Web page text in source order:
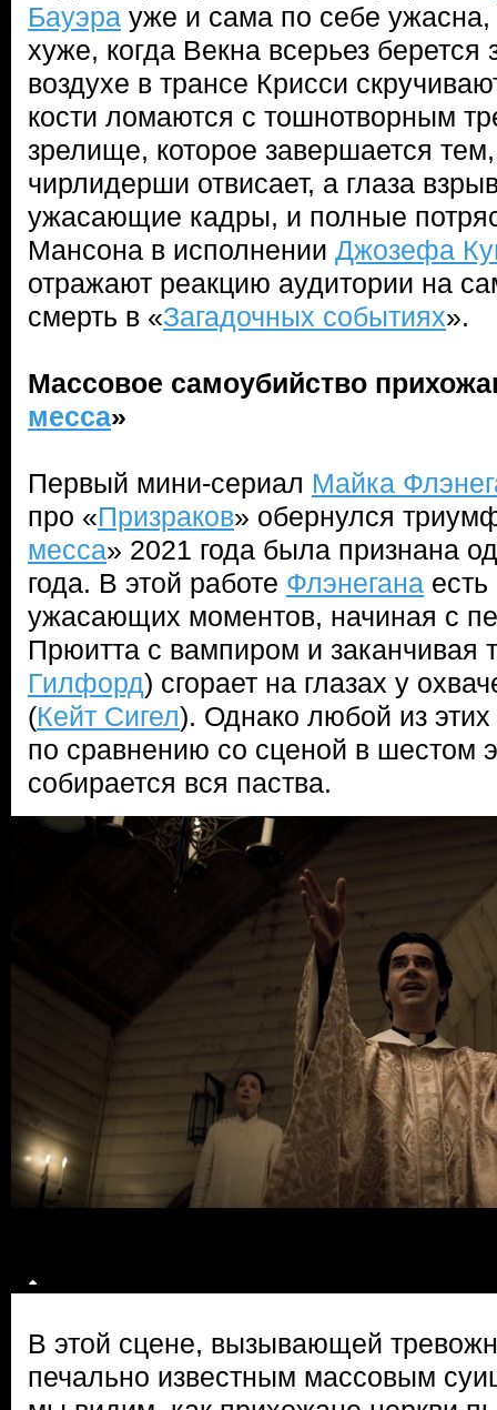
Бауэра уже и сама по себе ужасна,
хуже, когда Векна всерьез
воздухе в трансе Крисси
кости ломаются с тошнотворным
зрелище, которое завершается
чирлидерши отвисает, а глаза
ужасающие кадры, и полные
Мансона в исполнении Джозефа
отражают реакцию аудитории на
смерть в «Загадочных событиях».
Массовое самоубийство
месса»
Первый мини-сериал Майка
про «Призраков» обернулся
месса» 2021 года была признана
года. В этой работе Флэнегана
ужасающих моментов, начиная с
Прюитта с вампиром и заканчивая
Гилфорд) сгорает на глазах у
(Кейт Сигел). Однако любой из
по сравнению со сценой в шестом
собирается вся паства.
В этой сцене, вызывающей
печально известным массовым